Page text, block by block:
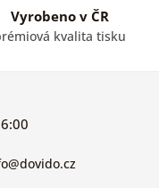
Vyrobeno v ČR
kvalita tisku